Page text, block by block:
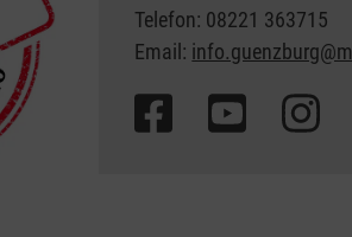
Telefon: 08221 363715
Email: